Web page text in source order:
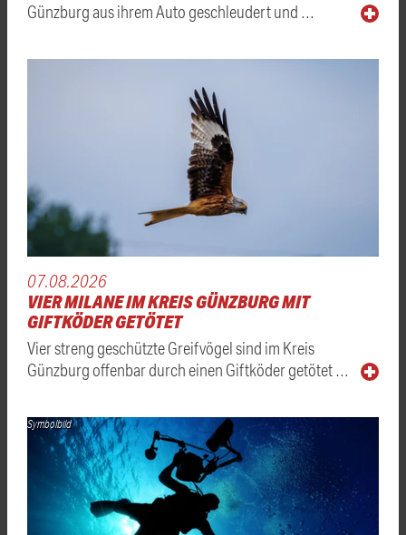
Günzburg aus ihrem Auto geschleudert und …
07.08.2026
VIER MILANE IM KREIS GÜNZBURG MIT
GIFTKÖDER GETÖTET
Vier streng geschützte Greifvögel sind im Kreis
Günzburg offenbar durch einen Giftköder getötet …
Symbolbild